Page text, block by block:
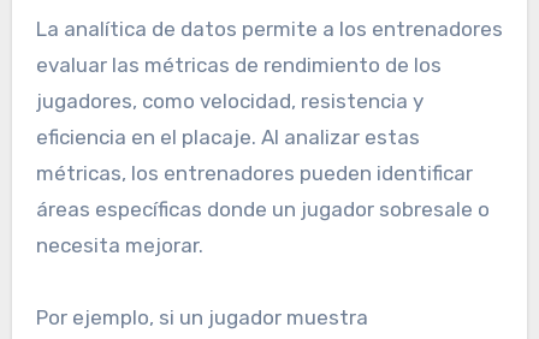
La analítica de datos permite a los entrenadores
evaluar las métricas de rendimiento de los
jugadores, como velocidad, resistencia y
eficiencia en el placaje. Al analizar estas
métricas, los entrenadores pueden identificar
áreas específicas donde un jugador sobresale o
necesita mejorar.
Por ejemplo, si un jugador muestra